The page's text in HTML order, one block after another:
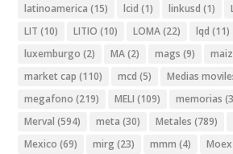
latinoamerica (15) lcid (1) linkusd (1)
LIT (10) LITIO (10) LOMA(22) lqd (11)
luxemburgo (2) MA(2) mags (9) maiz
market cap (110) mcd (5) Medias
megafono (219) MELI (109) memorias
Merval (594) meta (30) Metales (789)
Mexico (69) mirg (23) mmm (4) Moex